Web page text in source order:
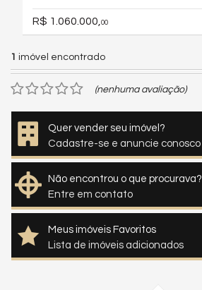
R$ 1.060.000, 00
1 imóvel encontrado
(nenhuma avaliação)
Quer vender seu imóvel?
Cadastre-se e anuncie conosco
Não encontrou o que procurava?
Entre em contato
Meus imóveis Favoritos
Lista de imóveis adicionados